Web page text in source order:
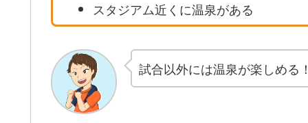
スタジアム近くに温泉がある
試合以外には温泉が楽しめる